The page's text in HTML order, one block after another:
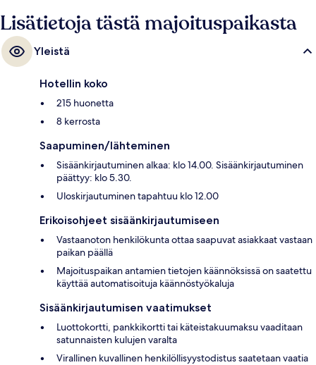
Lisätietoja tästä majoituspaikasta
Yleistä
Hotellin koko
215 huonetta
8 kerrosta
Saapuminen/lähteminen
Sisäänkirjautuminen alkaa: klo 14.00. Sisäänkirjautuminen
päättyy: klo 5.30.
Uloskirjautuminen tapahtuu klo 12.00
Erikoisohjeet sisäänkirjautumiseen
Vastaanoton henkilökunta ottaa saapuvat asiakkaat vastaan
paikan päällä
Majoituspaikan antamien tietojen käännöksissä on saatettu
käyttää automatisoituja käännöstyökaluja
Sisäänkirjautumisen vaatimukset
Luottokortti, pankkikortti tai käteistakuumaksu vaaditaan
satunnaisten kulujen varalta
Virallinen kuvallinen henkilöllisyystodistus saatetaan vaatia